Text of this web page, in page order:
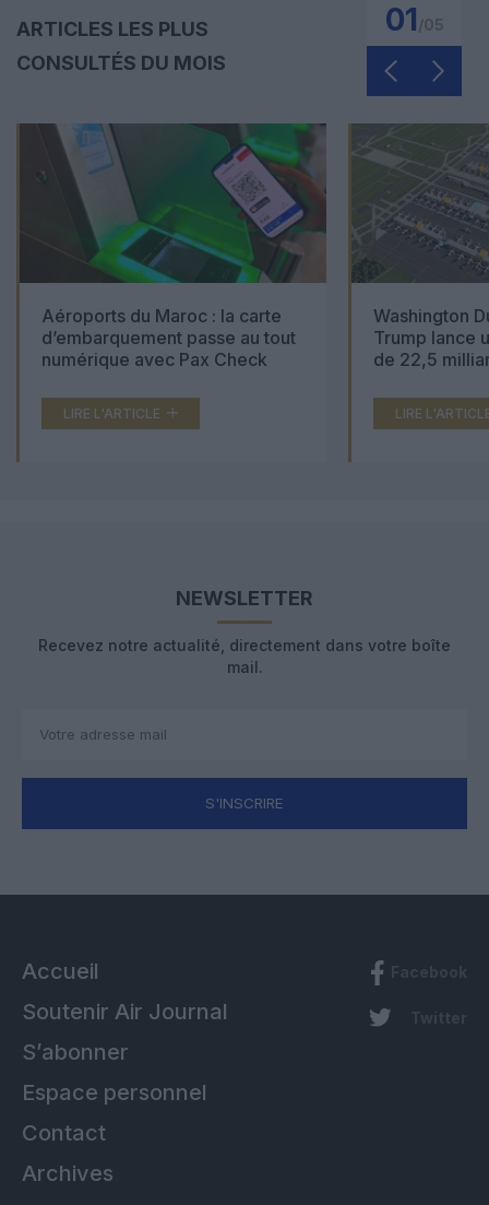
ARTICLES LES PLUS
CONSULTÉS DU MOIS
01
Aéroports du Maroc : la carte
d’embarquement passe au tout
numérique avec Pax Check
LIRE L'ARTICLE
Washington
Trump lance
de 22,5
LIRE
NEWSLETTER
Recevez notre actualité, directement dans votre boîte
mail.
S'INSCRIRE
Accueil
Soutenir Air Journal
S’abonner
Espace personnel
Contact
Archives